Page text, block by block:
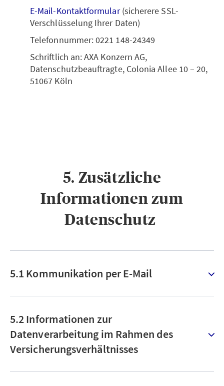
E-Mail-Kontaktformular(sicherere SSL-
Verschlüsselung Ihrer Daten)
Telefonnummer: 0221 148-24349
Schriftlich an: AXA Konzern AG,
Datenschutzbeauftragte, Colonia Allee 10 – 20,
51067 Köln
5. Zusätzliche
Informationen zum
Datenschutz ​
5.1 Kommunikation per E-Mail
5.2 Informationen zur
Datenverarbeitung im Rahmen des
Versicherungsverhältnisses